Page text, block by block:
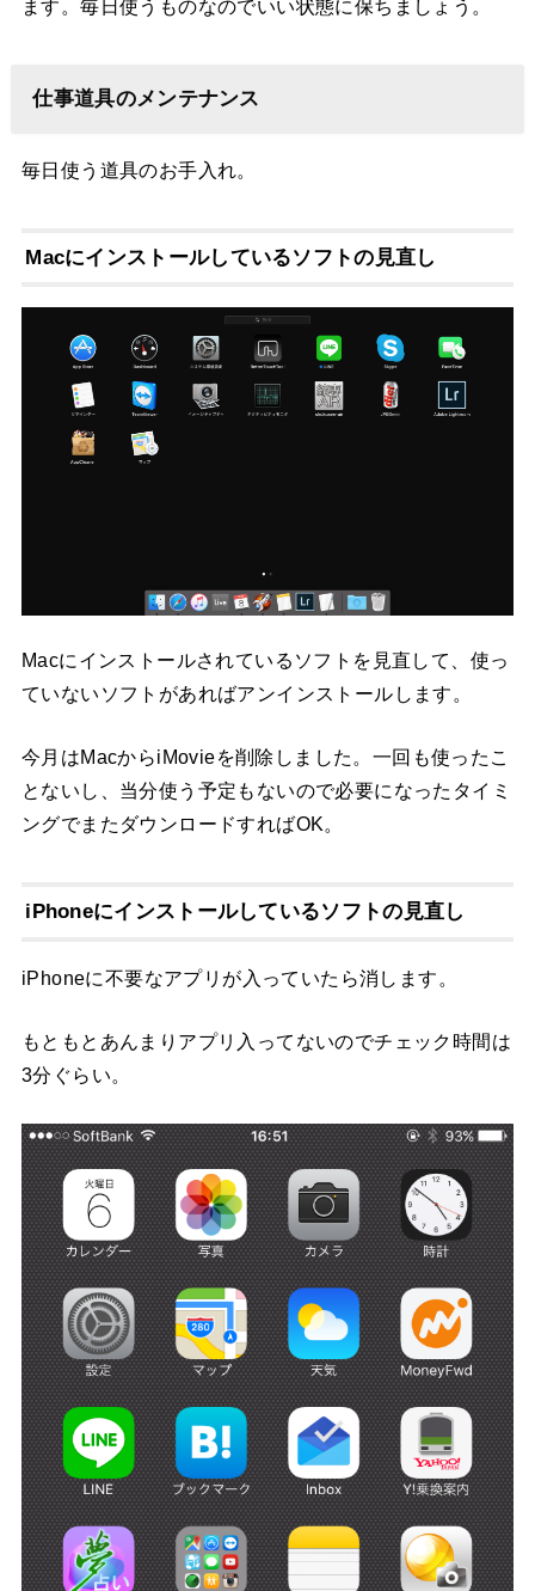
ます。毎日使うものなのでいい状態に保ちましょう。
仕事道具のメンテナンス
毎日使う道具のお手入れ。
Macにインストールしているソフトの見直し
Macにインストールされているソフトを見直して、使っ
ていないソフトがあればアンインストールします。
今月はMacからiMovieを削除しました。一回も使ったこ
とないし、当分使う予定もないので必要になったタイミ
ングでまたダウンロードすればOK。
iPhoneにインストールしているソフトの見直し
iPhoneに不要なアプリが入っていたら消します。
もともとあんまりアプリ入ってないのでチェック時間は
3分ぐらい。